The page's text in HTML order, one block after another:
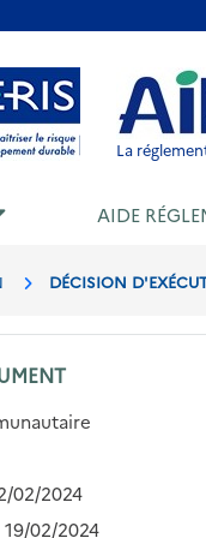
Aller au
La
AIDE
DÉCISION
02/2024
19/02/2024